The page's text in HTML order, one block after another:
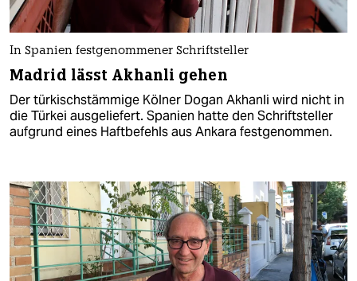
In Spanien festgenommener Schriftsteller
Madrid lässt Akhanli gehen
Der türkischstämmige Kölner Dogan Akhanli wird nicht in
die Türkei ausgeliefert. Spanien hatte den Schriftsteller
aufgrund eines Haftbefehls aus Ankara festgenommen.